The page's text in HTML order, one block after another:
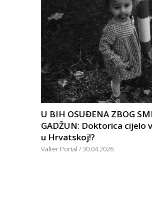
U BIH OSUĐENA ZBOG
GADŽUN: Doktorica cijelo
u Hrvatskoj!?
Valter Portal 30.04.2026